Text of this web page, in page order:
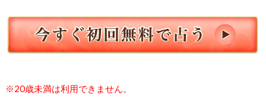
※20歳未満は利用できません。